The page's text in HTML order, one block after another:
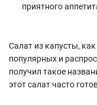
приятного
Салат из капусты,
популярных и
получил такое
этот салат часто